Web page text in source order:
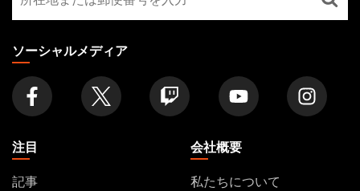
寄
り
の
店
舗
を
探
ソーシャルメディア
注目
記事
会社概要
私たちについて